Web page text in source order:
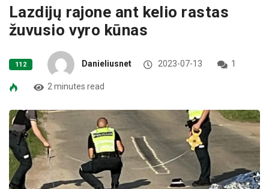
Lazdijų rajone ant kelio rastas
žuvusio vyro kūnas
112 Danieliusnet 2023-07-13 1
2 minutes read